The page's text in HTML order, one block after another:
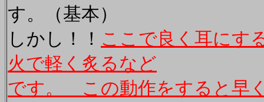
す。（基本）
しかし！！ ここで良く耳にす
火で軽く炙るなど
です。 この動作をすると早